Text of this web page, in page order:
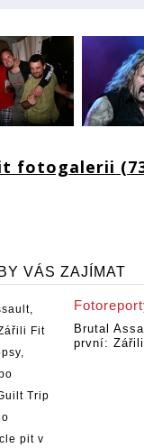
fotogalerii
VÁS ZAJÍMAT
Brutal
první: